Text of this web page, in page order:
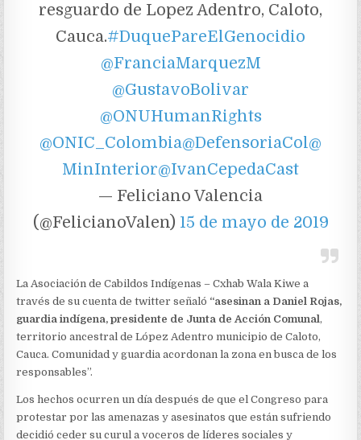
resguardo de Lopez Adentro, Caloto,
Cauca.#DuquePareElGenocidio
@FranciaMarquezM
@GustavoBolivar
@ONUHumanRights
@ONIC_Colombia@DefensoriaCol@
MinInterior@IvanCepedaCast
— Feliciano Valencia
(@FelicianoValen) 15 de mayo de 2019
La Asociación de Cabildos Indígenas – Cxhab Wala Kiwe a
través de su cuenta de twitter señaló “asesinan a Daniel Rojas,
guardia indígena, presidente de Junta de Acción Comunal,
territorio ancestral de López Adentro municipio de Caloto,
Cauca. Comunidad y guardia acordonan la zona en busca de los
responsables”.
Los hechos ocurren un día después de que el Congreso para
protestar por las amenazas y asesinatos que están sufriendo
decidió ceder su curul a voceros de líderes sociales y